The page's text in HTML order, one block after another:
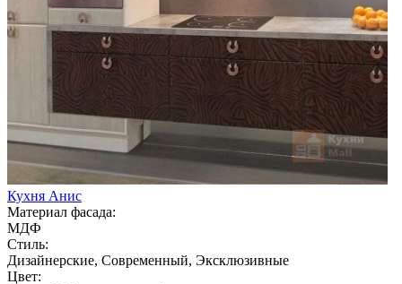
Кухня Анис
Материал фасада:
МДФ
Стиль:
Дизайнерские, Современный, Эксклюзивные
Цвет: